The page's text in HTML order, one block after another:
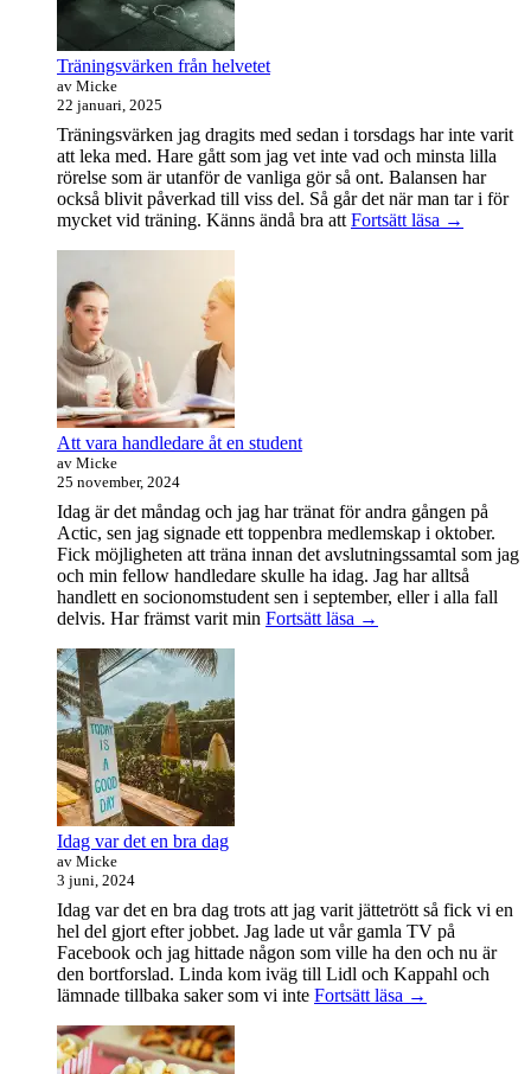
Träningsvärken från helvetet
av Micke
22 januari, 2025
Träningsvärken jag dragits med sedan i torsdags har inte varit
att leka med. Hare gått som jag vet inte vad och minsta lilla
rörelse som är utanför de vanliga gör så ont. Balansen har
också blivit påverkad till viss del. Så går det när man tar i för
mycket vid träning. Känns ändå bra att Fortsätt läsa →
Att vara handledare åt en student
av Micke
25 november, 2024
Idag är det måndag och jag har tränat för andra gången på
Actic, sen jag signade ett toppenbra medlemskap i oktober.
Fick möjligheten att träna innan det avslutningssamtal som jag
och min fellow handledare skulle ha idag. Jag har alltså
handlett en socionomstudent sen i september, eller i alla fall
delvis. Har främst varit min Fortsätt läsa Att
→
Idag var det en bra dag
av Micke
3 juni, 2024
Idag var det en bra dag trots att jag varit jättetrött så fick vi en
hel del gjort efter jobbet. Jag lade ut vår gamla TV på
Facebook och jag hittade någon som ville ha den och nu är
den bortforslad. Linda kom iväg till Lidl och Kappahl och
lämnade tillbaka saker som vi inte Fortsätt läsa Idag
→